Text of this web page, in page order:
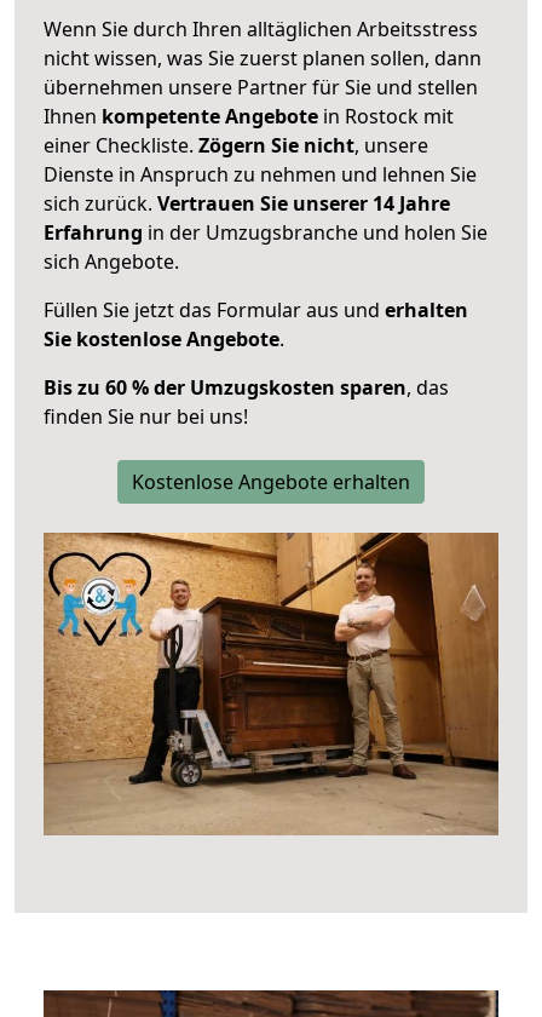
Wenn Sie durch Ihren alltäglichen Arbeitsstress
nicht wissen, was Sie zuerst planen sollen, dann
übernehmen unsere Partner für Sie und stellen
Ihnen kompetente Angebote in Rostock mit
einer Checkliste. Zögern Sie nicht, unsere
Dienste in Anspruch zu nehmen und lehnen Sie
sich zurück. Vertrauen Sie unserer 14 Jahre
Erfahrung in der Umzugsbranche und holen Sie
sich Angebote.
Füllen Sie jetzt das Formular aus und erhalten
Sie kostenlose Angebote.
Bis zu 60 % der Umzugskosten sparen, das
finden Sie nur bei uns!
Kostenlose Angebote erhalten